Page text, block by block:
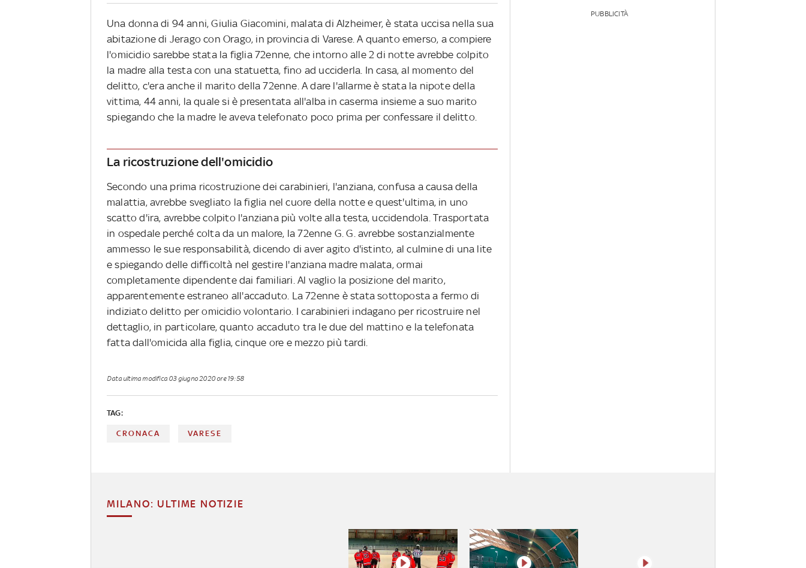
Una donna di 94 anni, Giulia Giacomini, malata di Alzheimer, è stata uccisa nella sua
abitazione di Jerago con Orago, in provincia di Varese. A quanto emerso, a compiere
l'omicidio sarebbe stata la figlia 72enne, che intorno alle 2 di notte avrebbe colpito
la madre alla testa con una statuetta, fino ad ucciderla. In casa, al momento del
delitto, c'era anche il marito della 72enne. A dare l'allarme è stata la nipote della
vittima, 44 anni, la quale si è presentata all'alba in caserma insieme a suo marito
spiegando che la madre le aveva telefonato poco prima per confessare il delitto.
La ricostruzione dell'omicidio
Secondo una prima ricostruzione dei carabinieri, l'anziana, confusa a causa della
malattia, avrebbe svegliato la figlia nel cuore della notte e quest'ultima, in uno
scatto d'ira, avrebbe colpito l'anziana più volte alla testa, uccidendola. Trasportata
in ospedale perché colta da un malore, la 72enne G. G. avrebbe sostanzialmente
ammesso le sue responsabilità, dicendo di aver agito d'istinto, al culmine di una lite
e spiegando delle difficoltà nel gestire l'anziana madre malata, ormai
completamente dipendente dai familiari. Al vaglio la posizione del marito,
apparentemente estraneo all'accaduto. La 72enne è stata sottoposta a fermo di
indiziato delitto per omicidio volontario. I carabinieri indagano per ricostruire nel
dettaglio, in particolare, quanto accaduto tra le due del mattino e la telefonata
fatta dall'omicida alla figlia, cinque ore e mezzo più tardi.
Data ultima modifica 03 giugno 2020 ore 19:58
TAG:
CRONACA VARESE
PUBBLICITÀ
MILANO: ULTIME NOTIZIE